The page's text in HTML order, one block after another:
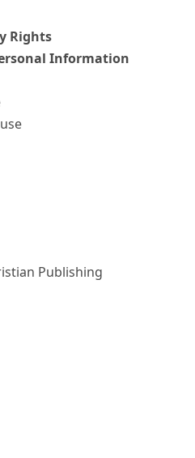
Rights
Information
Publishing